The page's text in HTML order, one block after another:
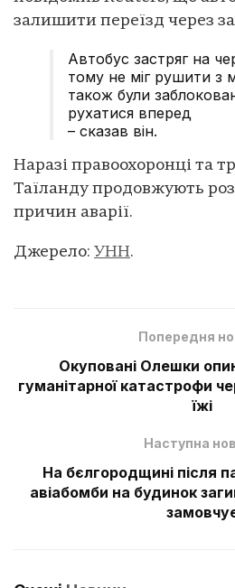
залишити переїзд через
Автобус застряг на
тому не міг рушити з
також були
рухатися вперед
– сказав він.
Наразі правоохоронці та
Таїланду продовжують
причин аварії.
Джерело: УНН.
Попередня
Окуповані Олешки
гуманітарної катастрофи
їжі
Наступна
На бєлгородщині після
авіабомби на будинок